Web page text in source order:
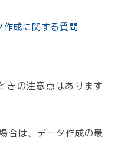
作成に関する質問
の注意点はあります
合は、データ作成の最